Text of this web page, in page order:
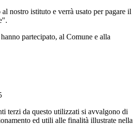
nostro istituto e verrà usato per pagare il
partecipato, al Comune e alla
terzi da questo utilizzati si avvalgono di
ed utili alle finalità illustrate nella